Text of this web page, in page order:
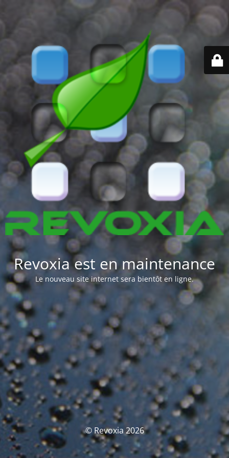
Revoxia est en maintenance
Le nouveau site internet sera bientôt en ligne.
© Revoxia 2026